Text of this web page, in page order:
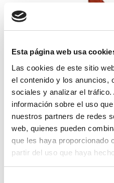
Esta página web usa
Las cookies de este sitio
el contenido y los anuncios,
sociales y analizar el
información sobre el uso
nuestros partners de redes
web, quienes pueden
que les haya proporcionado
partir del uso que haya
gancho giratorio
121,34€